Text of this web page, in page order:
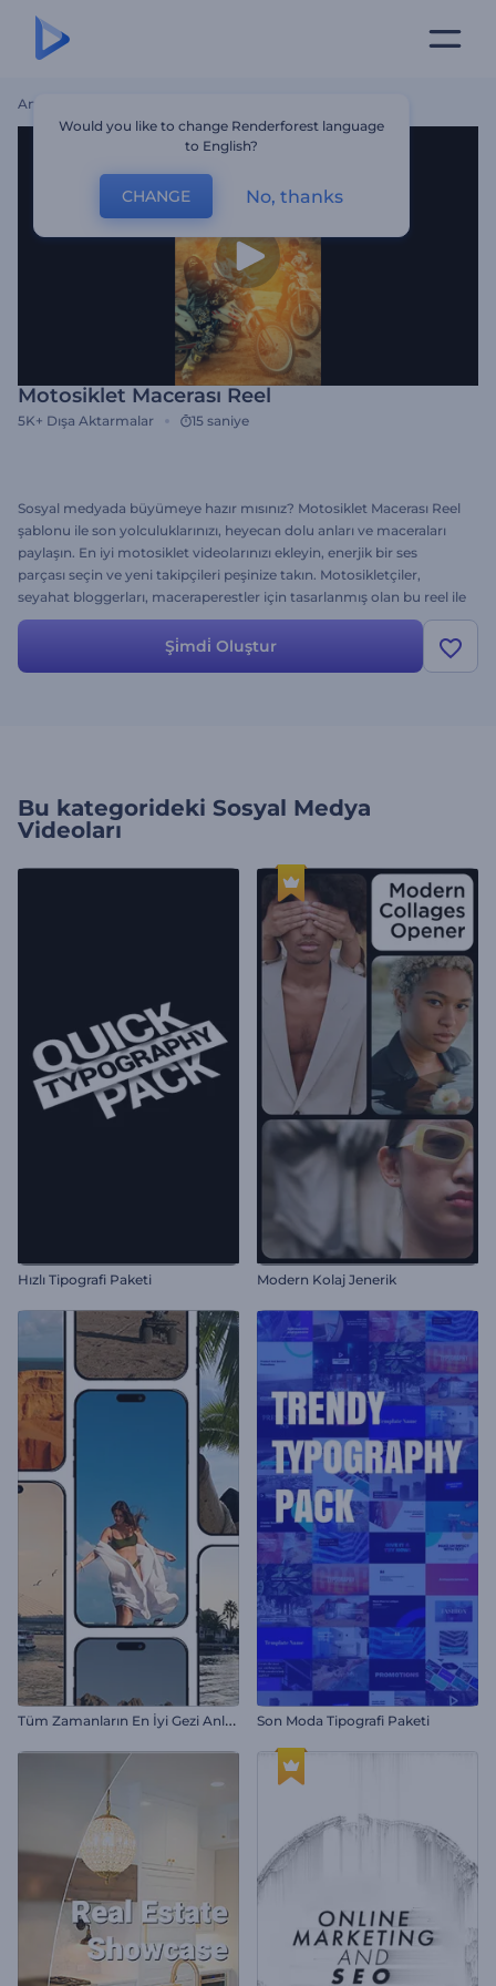
Ana Sayfa
Motosiklet Macerası Reel
5K+ Dışa Aktarmalar 15 saniye
Sosyal medyada büyümeye hazır mısınız? Motosiklet Macerası Reel
şablonu ile son yolculuklarınızı, heyecan dolu anları ve maceraları
paylaşın. En iyi motosiklet videolarınızı ekleyin, enerjik bir ses
parçası seçin ve yeni takipçileri peşinize takın. Motosikletçiler,
seyahat bloggerları, maceraperestler için tasarlanmış olan bu reel ile
izleyici sayısı ve etkileşim için gaza basın. Hemen deneyin!
Şi̇mdi̇ Oluştur
Bu kategorideki Sosyal Medya
Videoları
Hızlı Tipografi Paketi Modern Kolaj Jenerik
T
üm Zamanların En İyi Gezi Anları Son Moda Tipografi Paketi
Would you like to change Renderforest language
to English?
CHANGE No, thanks